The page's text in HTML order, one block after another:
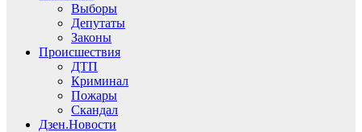
Выборы
Депутаты
Законы
Происшествия
ДТП
Криминал
Пожары
Скандал
Дзен.Новости